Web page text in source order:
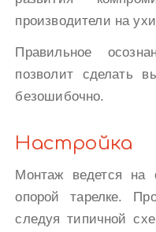
производители на
Правильное
позволит сделать
безошибочно.
Настройка
Монтаж ведется на
опорой тарелке.
следуя типичной